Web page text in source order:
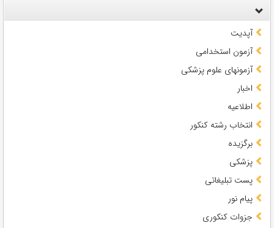
آپدیت
آزمون استخدامی
آزمونهای علوم پزشکی
اخبار
اطلاعیه
انتخاب رشته کنکور
برگزیده
پزشکی
پست تبلیغاتی
پیام نور
جزوات کنکوری